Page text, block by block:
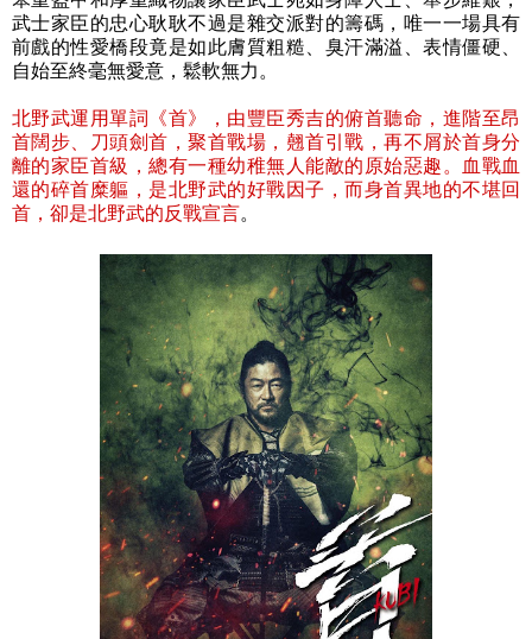
武士家臣的忠心耿耿不過是雜交派對的籌碼，唯一一場具有
前戲的性愛橋段竟是如此膚質粗糙、臭汗滿溢、表情僵硬、
自始至終毫無愛意，鬆軟無力。
北野武運用單詞《首》，由豐臣秀吉的俯首聽命，進階至昂
首闊步、刀頭劍首，聚首戰場，翹首引戰，再不屑於首身分
離的家臣首級，總有一種幼稚無人能敵的原始惡趣。血戰血
還的碎首糜軀，是北野武的好戰因子，而身首異地的不堪回
首，卻是北野武的反戰宣言。